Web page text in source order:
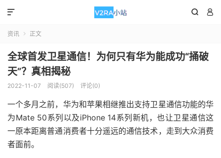
 

资讯  正文
全球首发卫星通信！为何只有华为能成功“捅破
天”？真相揭秘
2022-11-07 阅读(507) 评论(0)
一个多月之前，华为和苹果相继推出支持卫星通信功能的华
为Mate 50系列以及iPhone 14系列新机，也让卫星通信这
一原本距离普通消费者十分遥远的通信技术，走到大众消费
者面前。